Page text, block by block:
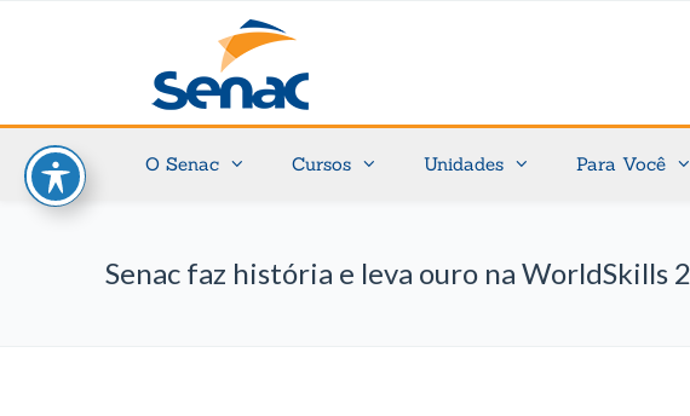
O Senac Cursos Unidades Para Você
Senac faz história e leva ouro na WorldSkills